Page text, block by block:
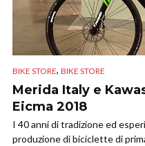
BIKE STORE, BIKE STORE
Merida Italy e
Eicma 2018
I 40 anni di tradizione ed
produzione di biciclette di